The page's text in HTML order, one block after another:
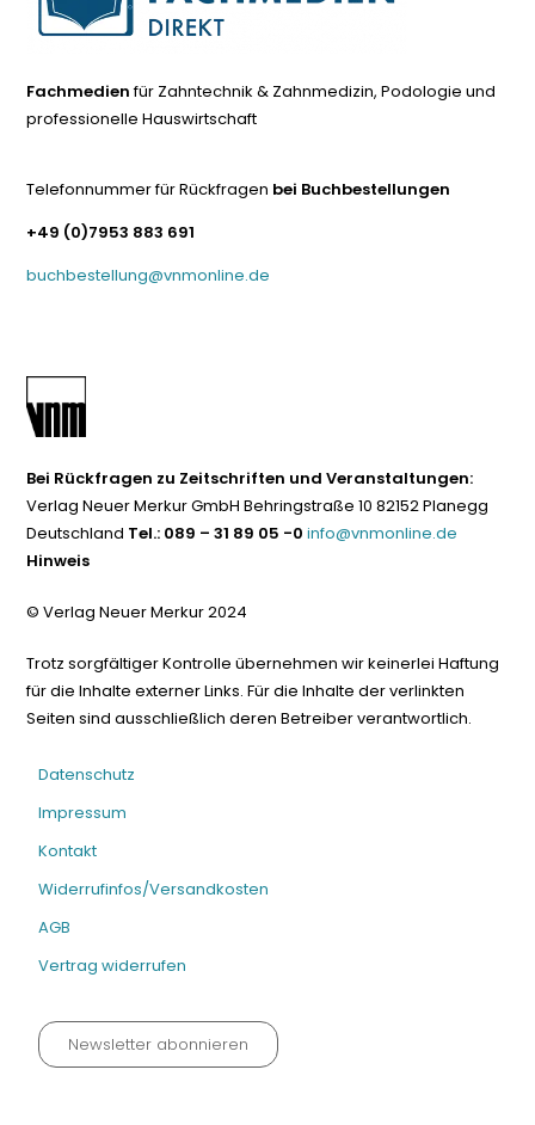
Fachmedienfür Zahntechnik & Zahnmedizin, Podologie und
professionelle Hauswirtschaft
Telefonnummer für Rückfragen bei Buchbestellungen
+49 (0)7953 883 691
buchbestellung@vnmonline.de
Bei Rückfragen zu Zeitschriften und Veranstaltungen:
Verlag Neuer Merkur GmbH Behringstraße 10 82152 Planegg
Deutschland Tel.: 089 – 31 89 05 -0 info@vnmonline.de
Hinweis
© Verlag Neuer Merkur 2024
Trotz sorgfältiger Kontrolle übernehmen wir keinerlei Haftung
für die Inhalte externer Links. Für die Inhalte der verlinkten
Seiten sind ausschließlich deren Betreiber verantwortlich.
Datenschutz
Impressum
Kontakt
Widerrufinfos/Versandkosten
AGB
Vertrag widerrufen
Newsletter abonnieren